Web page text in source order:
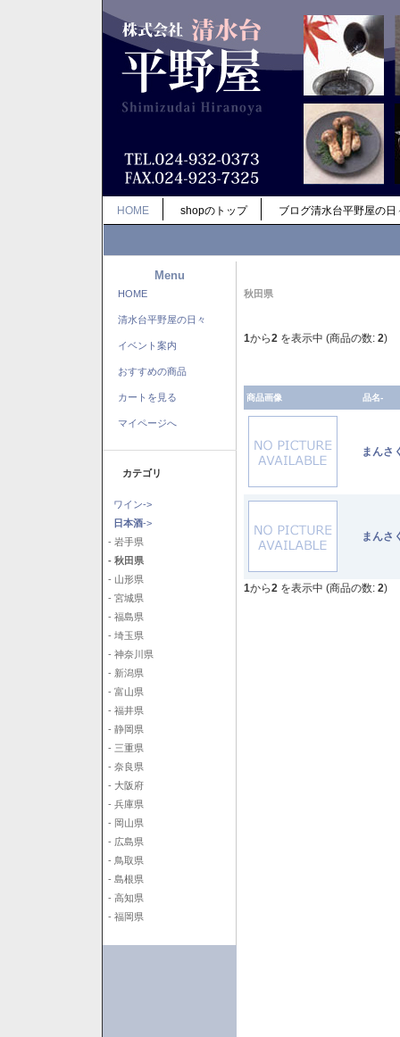
HOME shopのトップ ブログ清水台平野屋の日
Menu
HOME
清水台平野屋の日々
イベント案内
おすすめの商品
カートを見る
マイページへ
カテゴリ
ワイン->
日本酒->
- 岩手県
- 秋田県
- 山形県
- 宮城県
- 福島県
- 埼玉県
- 神奈川県
- 新潟県
- 富山県
- 福井県
- 静岡県
- 三重県
- 奈良県
- 大阪府
- 兵庫県
- 岡山県
- 広島県
- 鳥取県
- 島根県
- 高知県
- 福岡県
秋田県
1から2 を表示中 (商品の数: 2)
商品画像 品名-
まん
まん
1から2 を表示中 (商品の数: 2)